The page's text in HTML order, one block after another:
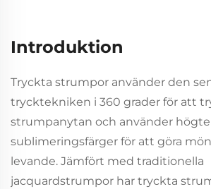
Introduktion
Tryckta strumpor använder den
trycktekniken i 360 grader för att
strumpanytan och använder
sublimeringsfärger för att göra
levande. Jämfört med traditionella
jacquardstrumpor har tryckta